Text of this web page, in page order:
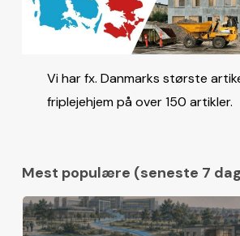
Vi har fx. Danmarks største
friplejehjem på over 150 artikler.
Mest populære (seneste 7